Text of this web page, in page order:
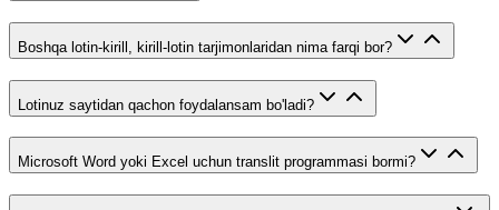
Boshqa lotin-kirill, kirill-lotin tarjimonlaridan nima farqi bor?
Lotinuz saytidan qachon foydalansam bo'ladi?
Microsoft Word yoki Excel uchun translit programmasi bormi?